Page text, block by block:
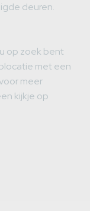
deuren.
op zoek bent
met een
meer
kijkje op